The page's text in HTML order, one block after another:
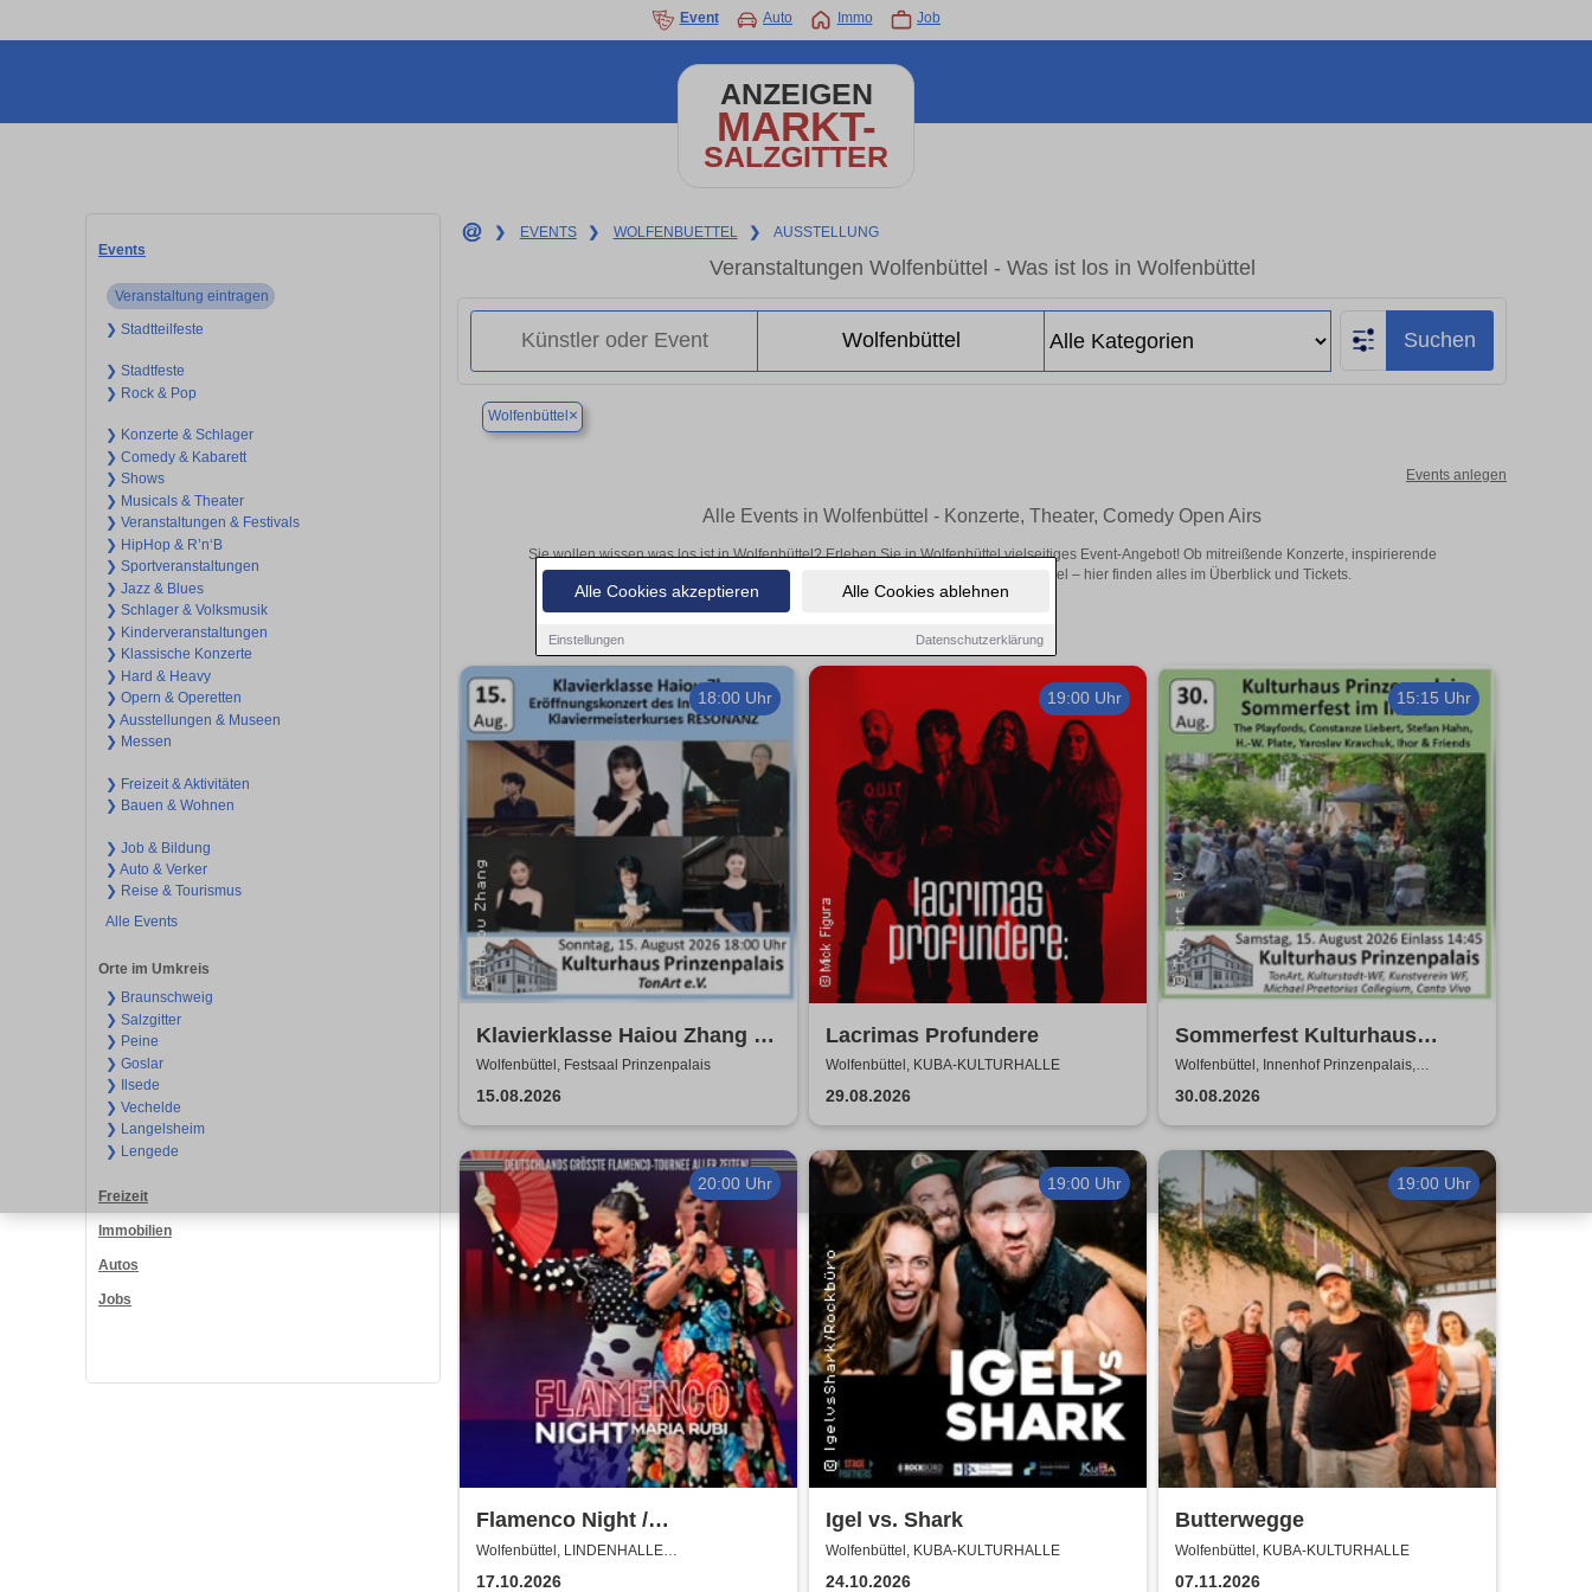
Alle Cookies akzeptieren Alle Cookies ablehnen
Einstellungen Datenschutzerklärung
Event Auto Immo Job
ANZEIGEN
MARKT-
SALZGITTER
Events
Veranstaltung eintragen
❯ Stadtteilfeste
❯ Stadtfeste
❯ Rock & Pop
❯ Konzerte & Schlager
❯ Comedy & Kabarett
❯ Shows
❯ Musicals & Theater
❯ Veranstaltungen & Festivals
❯ HipHop & R’n‘B
❯ Sportveranstaltungen
❯ Jazz & Blues
❯ Schlager & Volksmusik
❯ Kinderveranstaltungen
❯ Klassische Konzerte
❯ Hard & Heavy
❯ Opern & Operetten
❯ Ausstellungen & Museen
❯ Messen
❯ Freizeit & Aktivitäten
❯ Bauen & Wohnen
❯ Job & Bildung
❯ Auto & Verker
❯ Reise & Tourismus
Alle Events
Orte im Umkreis
❯ Braunschweig
❯ Salzgitter
❯ Peine
❯ Goslar
❯ Ilsede
❯ Vechelde
❯ Langelsheim
❯ Lengede
Freizeit
Immobilien
Autos
Jobs
❯ EVENTS ❯ WOLFENBUETTEL ❯ AUSSTELLUNG
Veranstaltungen Wolfenbüttel - Was ist los in Wolfenbüttel
Suchen
Wolfenbüttel ×
Events anlegen
Alle Events in Wolfenbüttel - Konzerte, Theater, Comedy Open Airs
Sie wollen wissen was los ist in Wolfenbüttel? Erleben Sie in Wolfenbüttel vielseitiges Event-Angebot! Ob mitreißende Konzerte, inspirierende
Theateraufführungen oder aufregende Veranstaltungen in Wolfenbüttel – hier finden alles im Überblick und Tickets.
18:00 Uhr
Klavierklasse Haiou Zhang -
Eröffnungskonzert des
Meisterkurses RESONANZ
Wolfenbüttel, Festsaal Prinzenpalais
15.08.2026
19:00 Uhr
Lacrimas Profundere
Wolfenbüttel, KUBA-KULTURHALLE
29.08.2026
15:15 Uhr
Sommerfest Kulturhaus
Prinzenpalais
Wolfenbüttel, Innenhof Prinzenpalais,
Wolfenbüttel
30.08.2026
20:00 Uhr
Flamenco Night /
Flamencomanía Tour 26/27 -
Deutschlands größte
Wolfenbüttel, LINDENHALLE
17.10.2026
19:00 Uhr
Igel vs. Shark
Wolfenbüttel, KUBA-KULTURHALLE
24.10.2026
19:00 Uhr
Butterwegge
Wolfenbüttel, KUBA-KULTURHALLE
07.11.2026